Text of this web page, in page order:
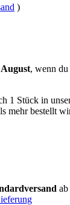
)
, wenn du
1 Stück in
mehr bestellt